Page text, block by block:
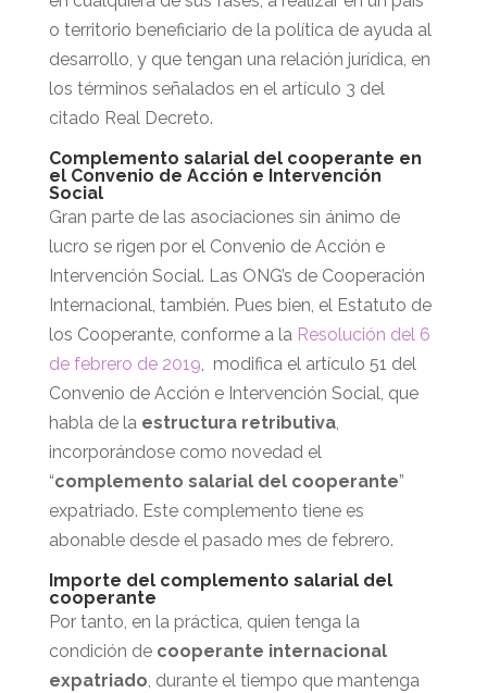
o territorio beneficiario de la política de ayuda al
desarrollo, y que tengan una relación jurídica, en
los términos señalados en el artículo 3 del
citado Real Decreto.
Complemento salarial del cooperante en
el Convenio de Acción e Intervención
Social
Gran parte de las asociaciones sin ánimo de
lucro se rigen por el Convenio de Acción e
Intervención Social. Las ONG’s de Cooperación
Internacional, también. Pues bien, el Estatuto de
los Cooperante, conforme a la Resolución del 6
de febrero de 2019, modifica el artículo 51 del
Convenio de Acción e Intervención Social, que
habla de la estructura retributiva,
incorporándose como novedad el
“complemento salarial del cooperante”
expatriado. Este complemento tiene es
abonable desde el pasado mes de febrero.
Importe del complemento salarial del
cooperante
Por tanto, en la práctica, quien tenga la
condición de cooperante internacional
expatriado, durante el tiempo que mantenga